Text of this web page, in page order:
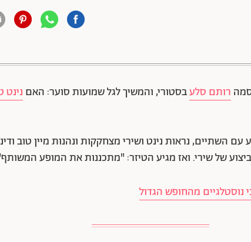
רותם סלעבסטורי, והמשיך לגל שמועות סוער: האם נינט
השתיים, נראות נינט ושירי מצחקקות ונהנות מיין טוב
של שירי. ואז מגיע הטיזר: "מתכננות את המופע